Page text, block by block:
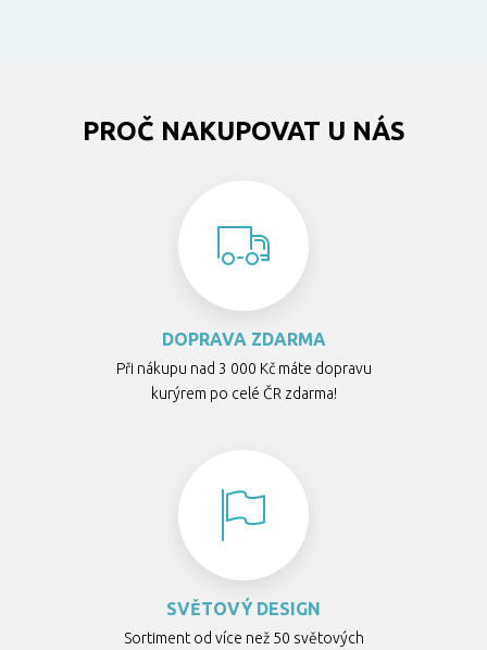
PROČ NAKUPOVAT U NÁS
DOPRAVA ZDARMA
Při nákupu nad 3 000 Kč máte dopravu
kurýrem po celé ČR zdarma!
SVĚTOVÝ DESIGN
Sortiment od více než 50 světových